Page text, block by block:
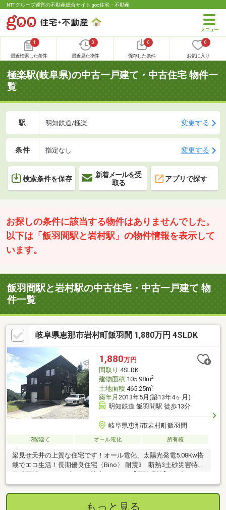
NTTグループ運営の不動産総合サイト goo住宅・不動産
1
最近検索した条件
0
最近見た物件
0
保存した条件
0
お気に入り
極楽駅(岐阜県)の中古一戸建て・中古住宅 物件一
覧
駅 明知鉄道/極楽 変更する
条件 指定なし 変更する
検索条件を保存
新着メールを受
取る
アプリで探す
お探しの条件に該当する物件はありませんでした。
以下は「飯羽間駅と岩村駅」の物件情報を表示して
います。
飯羽間駅と岩村駅の中古住宅・中古一戸建て 物
件一覧
岐阜県恵那市岩村町飯羽間 1,880万円 4SLDK
1,880万円
間取り 4SLDK
建物面積105.98m2
土地面積465.25m2
築年月 2013年5月(築13年4ヶ月)
明知鉄道 飯羽間駅 徒歩13分
岐阜県恵那市岩村町飯羽間
2階建て オール電化 所有権
梁見せ天井の上質な住宅です！オール電化、太陽光発電5.08Kw搭
載でエコ生活！長期優良住宅〈Bino〉 耐震3 断熱3土砂災害特別
ブン 恵那岩村町店：約1200ｍコメリハード＆グリーン岩村店：約
1900ｍスーパーマーケットバロー岩村店：約2100ｍホームセンタ
ーバロー岩村店：約2100ｍもっと見る